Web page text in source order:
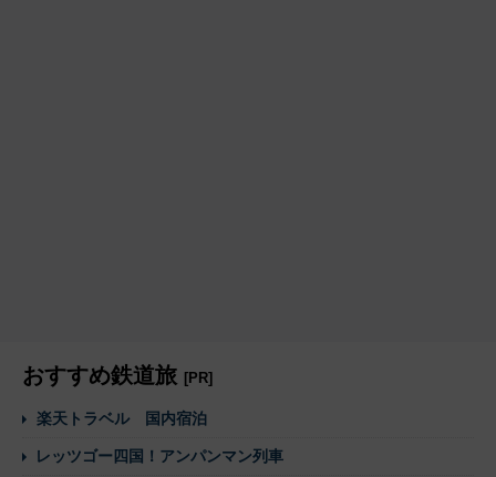
おすすめ鉄道旅 [PR]
楽天トラベル 国内宿泊
レッツゴー四国！アンパンマン列車